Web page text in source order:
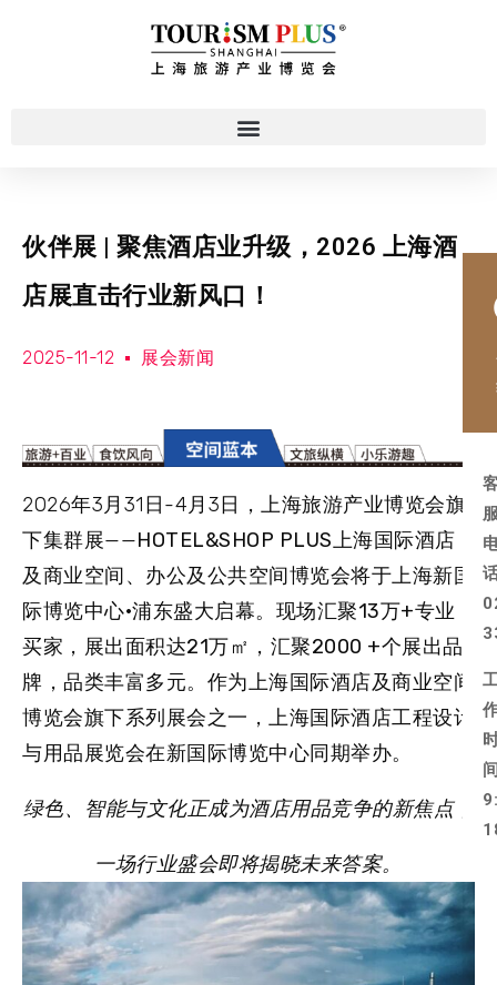
伙伴展 | 聚焦酒店业升级，2026 上海酒
店展直击行业新风口！
2025-11-12 展会新闻
2026年3月31日-4月3日， 上海旅游产业博览会旗
下集群展——HOTEL&SHOP PLUS上海国际酒店
及商业空间、办公及公共空间博览会将于上海新国
际博览中心·浦东盛大启幕。现场汇聚13万+专业
买家，展出面积达21万㎡ ，汇聚2000 +个展出品
牌，品类丰富多元。作为上海国际酒店及商业空间
博览会旗下系列展会之一， 上海国际酒店工程设计
与用品展览会在新国际博览中心同期举办。
绿色、智能与文化正成为酒店用品竞争的新焦点，
一场行业盛会即将揭晓未来答案。